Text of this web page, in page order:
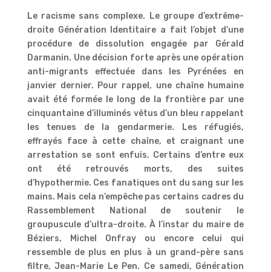
Le racisme sans complexe. Le groupe d’extrême-
droite Génération Identitaire a fait l’objet d’une
procédure de dissolution engagée par Gérald
Darmanin. Une décision forte après une opération
anti-migrants effectuée dans les Pyrénées en
janvier dernier. Pour rappel, une chaîne humaine
avait été formée le long de la frontière par une
cinquantaine d’illuminés vêtus d’un bleu rappelant
les tenues de la gendarmerie. Les réfugiés,
effrayés face à cette chaîne, et craignant une
arrestation se sont enfuis. Certains d’entre eux
ont été retrouvés morts, des suites
d’hypothermie. Ces fanatiques ont du sang sur les
mains. Mais cela n’empêche pas certains cadres du
Rassemblement National de soutenir le
groupuscule d’ultra-droite. À l’instar du maire de
Béziers, Michel Onfray ou encore celui qui
ressemble de plus en plus à un grand-père sans
filtre, Jean-Marie Le Pen. Ce samedi, Génération